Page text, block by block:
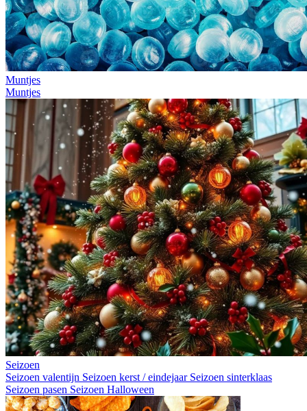
Muntjes
Muntjes
Seizoen
Seizoen valentijn Seizoen kerst / eindejaar Seizoen sinterklaas
Seizoen pasen Seizoen Halloween